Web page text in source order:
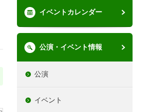
イベントカレンダー
公演・イベント情報
公演
イベント